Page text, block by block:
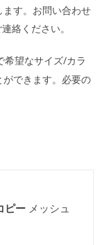
す。お問い合わせ
絡ください。
希望なサイズ/カラ
できます。必要の
ピー メッシュ